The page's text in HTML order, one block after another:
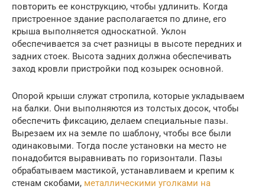
повторить ее конструкцию, чтобы удлинить. Когда
пристроенное здание располагается по длине, его
крыша выполняется односкатной. Уклон
обеспечивается за счет разницы в высоте передних и
задних стоек. Высота задних должна обеспечивать
заход кровли пристройки под козырек основной.
Опорой крыши служат стропила, которые укладываем
на балки. Они выполняются из толстых досок, чтобы
обеспечить фиксацию, делаем специальные пазы.
Вырезаем их на земле по шаблону, чтобы все были
одинаковыми. Тогда после установки на место не
понадобится выравнивать по горизонтали. Пазы
обрабатываем мастикой, устанавливаем и крепим к
стенам скобами, металлическими уголками на